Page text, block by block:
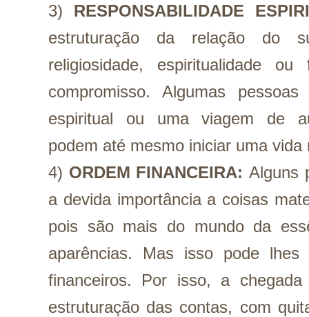
3) RESPONSABILIDADE
estruturação da relação do
religiosidade, espiritualidade
compromisso. Algumas
espiritual ou uma viagem de
podem até mesmo iniciar uma vida
4) ORDEM FINANCEIRA: Alguns
a devida importância a coisas
pois são mais do mundo da
aparências. Mas isso pode lhes
financeiros. Por isso, a
estruturação das contas, com